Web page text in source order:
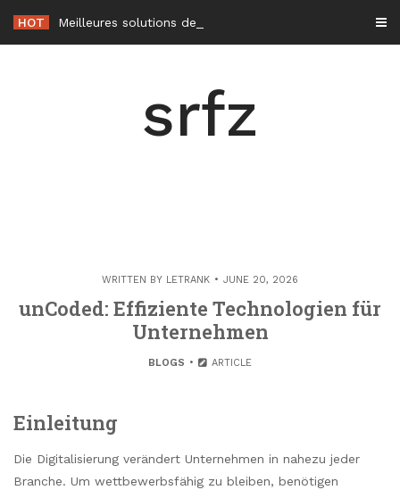
content
HOT
srfz
WRITTEN BY LETRANK JUNE 20, 2026
unCoded: Effiziente Technologien für
Unternehmen
BLOGS ARTICLE
Einleitung
Die Digitalisierung verändert Unternehmen in nahezu jeder
Branche. Um wettbewerbsfähig zu bleiben, benötigen